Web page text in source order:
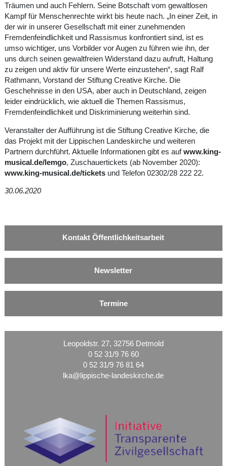
Träumen und auch Fehlern. Seine Botschaft vom gewaltlosen
Kampf für Menschenrechte wirkt bis heute nach. „In einer Zeit, in
der wir in unserer Gesellschaft mit einer zunehmenden
Fremdenfeindlichkeit und Rassismus konfrontiert sind, ist es
umso wichtiger, uns Vorbilder vor Augen zu führen wie ihn, der
uns durch seinen gewaltfreien Widerstand dazu aufruft, Haltung
zu zeigen und aktiv für unsere Werte einzustehen“, sagt Ralf
Rathmann, Vorstand der Stiftung Creative Kirche. Die
Geschehnisse in den USA, aber auch in Deutschland, zeigen
leider eindrücklich, wie aktuell die Themen Rassismus,
Fremdenfeindlichkeit und Diskriminierung weiterhin sind.
Veranstalter der Aufführung ist die Stiftung Creative Kirche, die
das Projekt mit der Lippischen Landeskirche und weiteren
Partnern durchführt. Aktuelle Informationen gibt es aufwww.king-
musical.de/lemgo, Zuschauertickets (ab November 2020):
www.king-musical.de/ticketsund Telefon 02302/28 222 22.
30.06.2020
Kontakt Öffentlichkeitsarbeit
Newsletter
Termine
Leopoldstr. 27, 32756 Detmold
0 52 31/9 76 60
0 52 31/9 76 81 64
lka@lippische-landeskirche.de